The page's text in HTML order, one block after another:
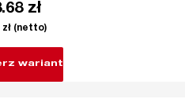
zł
zł(netto)
wariant